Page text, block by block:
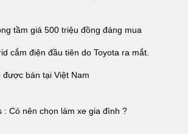
tầm giá 500 triệu đồng đáng mua
cắm điện đầu tiên do Toyota ra mắt.
được bán tại Việt Nam
: Có nên chọn làm xe gia đình ?